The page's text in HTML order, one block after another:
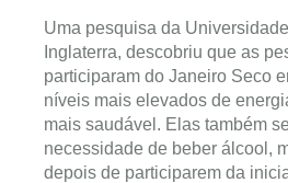
Uma pesquisa da
Inglaterra, descobriu que as
participaram do Janeiro Seco
níveis mais elevados de
mais saudável. Elas também
necessidade de beber álcool,
depois de participarem da